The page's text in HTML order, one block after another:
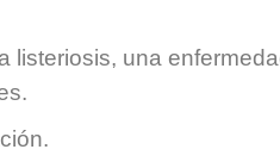
listeriosis, una